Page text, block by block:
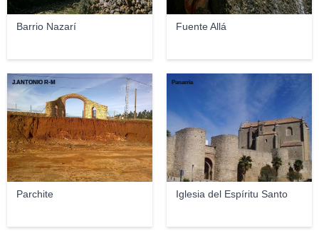
Barrio Nazarí Fuente Allá
Parchite
J.ANTONIO R-M
Iglesia del Espíritu Santo
Panarria